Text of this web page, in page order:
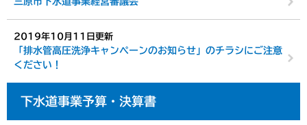
2019年10月11日更新
「排水管高圧洗浄キャンペーンのお知らせ」のチラシにご注意
ください！
下水道事業予算・決算書